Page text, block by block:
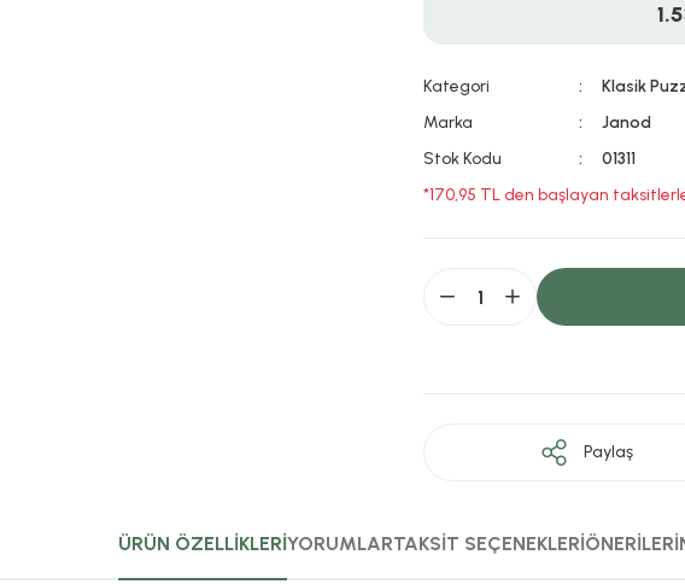
Kategori
Klasik
Marka
Janod
Stok Kodu
01311
*170,95 TL den başlayan
Paylaş
ÜRÜN ÖZELLİKLERİYORUMLARTAKSİT SEÇENEKLERİ